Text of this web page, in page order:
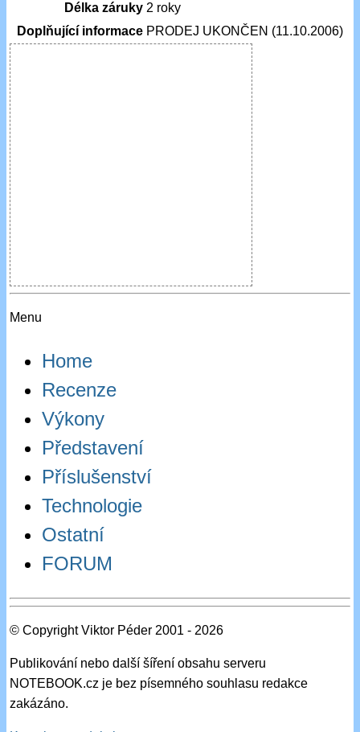
Délka záruky 2 roky
Doplňující informace PRODEJ UKONČEN (11.10.2006)
Menu
Home
Recenze
Výkony
Představení
Příslušenství
Technologie
Ostatní
FORUM
© Copyright Viktor Péder 2001 - 2026
Publikování nebo další šíření obsahu serveru
NOTEBOOK.cz je bez písemného souhlasu redakce
zakázáno.